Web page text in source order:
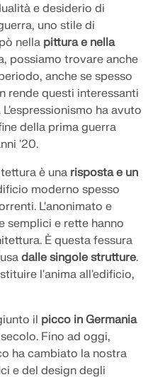
(gRPC) ti offre
il software di analisi
e C#, con accesso
prodotti Dlubal.
definiti dall'utente
informazioni
centinaia di FAQ per
tempo.
e miglioramenti
tuo flusso di lavoro
ogni volta che ne hai
AI gratuita, il supporto
e i servizi premium per
Pro.
gratuito
il mondo beneficiano già
l'accesso gratuito, la
esperti durante i tuoi
qui per assisterti
e nelle sfide
la crescita e sfide
sogni
nel software di
a nuovi livelli.
e desiderio di
uno stile di
nella pittura e nella
possiamo trovare anche
anche se spesso
rende questi interessanti
ha avuto
della prima guerra
'20.
è una risposta e un
moderno spesso
L'anonimato e
semplici e rette hanno
È questa fessura
dalle singole strutture.
l'anima all'edificio,
il picco in Germania
Fino ad oggi,
ha cambiato la nostra
e del design degli